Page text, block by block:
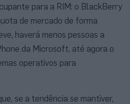
para a RIM: o BlackBerry
de mercado de forma
haverá menos pessoas a
da Microsoft, até agora o
operativos para
se a tendência se mantiver,